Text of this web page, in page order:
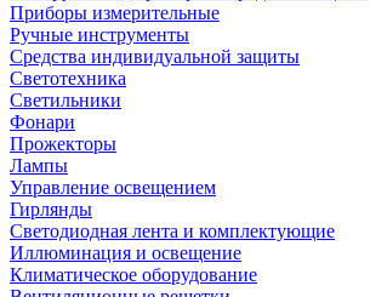
Приборы измерительные
Ручные инструменты
Средства индивидуальной защиты
Светотехника
Светильники
Фонари
Прожекторы
Лампы
Управление освещением
Гирлянды
Светодиодная лента и комплектующие
Иллюминация и освещение
Климатическое оборудование